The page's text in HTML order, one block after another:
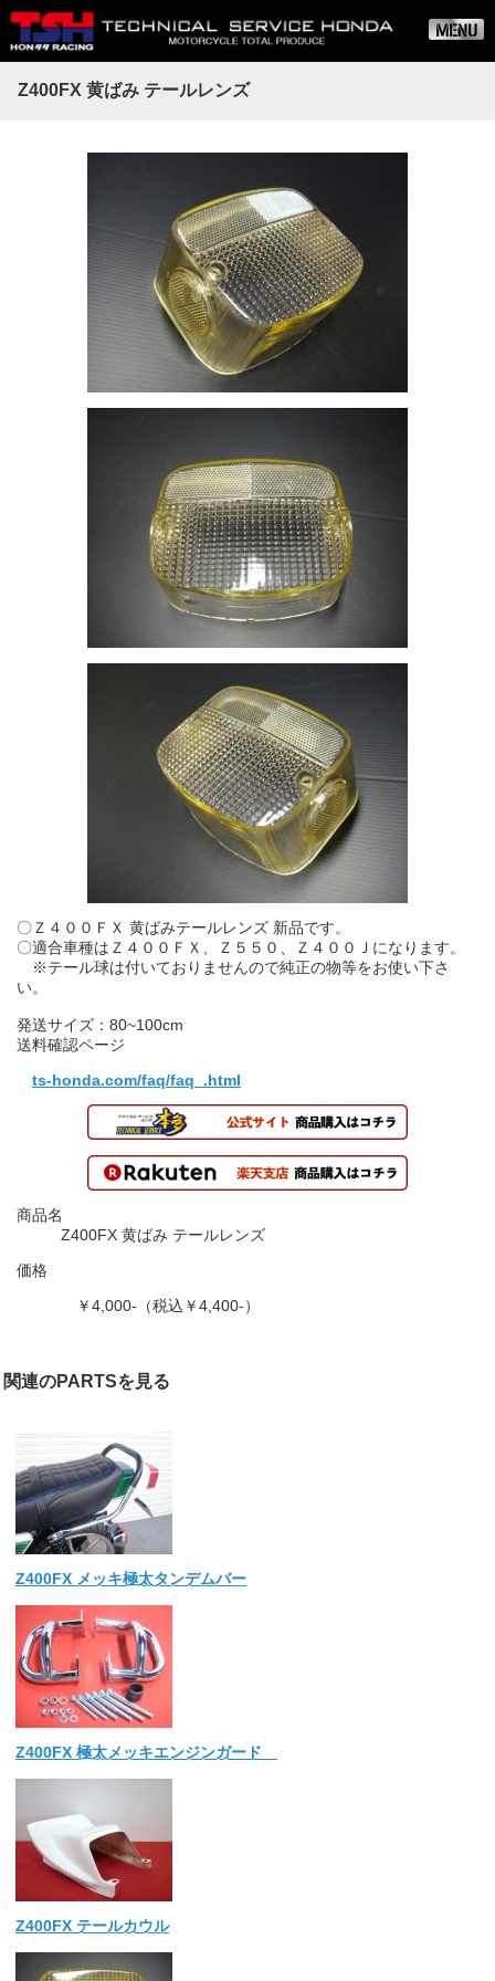
Z400FX 黄ばみ テールレンズ
〇Ｚ４００ＦＸ 黄ばみテールレンズ 新品です。
〇適合車種はＺ４００ＦＸ、Ｚ５５０、Ｚ４００Ｊになります。
※テール球は付いておりませんので純正の物等をお使い下さ
い。
発送サイズ：80~100cm
送料確認ページ
ts-honda.com/faq/faq_.html
商品名
Z400FX 黄ばみ テールレンズ
価格
￥4,000-（税込￥4,400-）
関連のPARTSを見る
Z400FX メッキ極太タンデムバー
Z400FX 極太メッキエンジンガード
Z400FX テールカウル